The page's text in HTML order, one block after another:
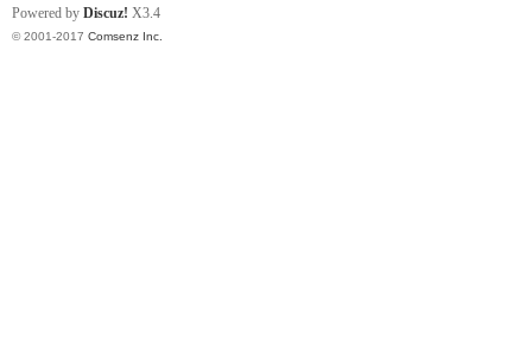
Powered by Discuz! X3.4
© 2001-2017 Comsenz Inc.